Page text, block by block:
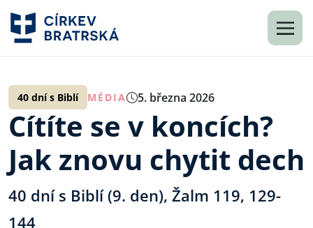
40 dní s Biblí MÉDIA 5. března 2026
Cítíte se v koncích?
Jak znovu chytit dech
40 dní s Biblí (9. den), Žalm 119, 129-
144